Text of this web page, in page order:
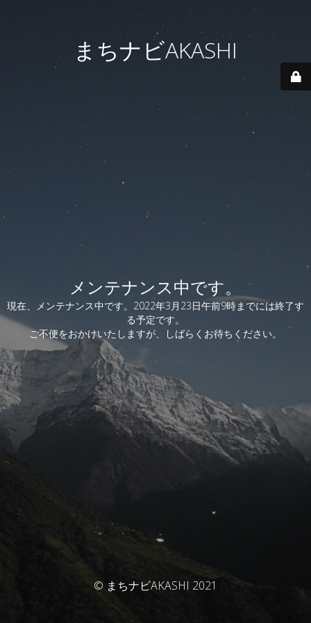
まちナビAKASHI
メンテナンス中です。
現在、メンテナンス中です。2022年3月23日午前9時までには終了す
る予定です。
ご不便をおかけいたしますが、しばらくお待ちください。
© まちナビAKASHI 2021